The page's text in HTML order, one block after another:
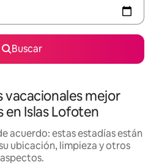
Buscar
mejor
en Islas Lofoten
acuerdo: estas estadías están
ubicación, limpieza y otros
aspectos.